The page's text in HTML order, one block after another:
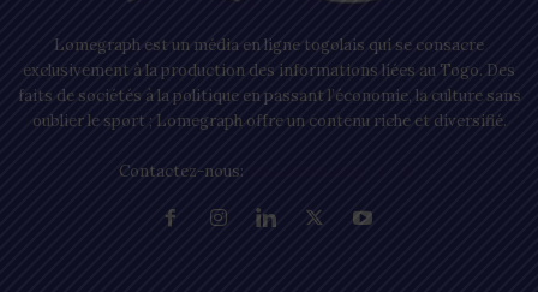
Lomegraph est un média en ligne togolais qui se consacre
exclusivement à la production des informations liées au Togo. Des
faits de sociétés à la politique en passant l’économie, la culture sans
oublier le sport ; Lomegraph offre un contenu riche et diversifié.
Contactez-nous: